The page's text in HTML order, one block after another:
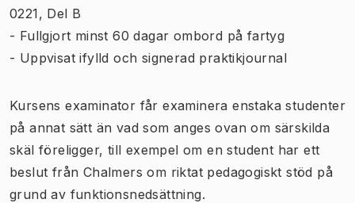
0221, Del B
- Fullgjort minst 60 dagar ombord på fartyg
- Uppvisat ifylld och signerad praktikjournal
Kursens examinator får examinera enstaka studenter
på annat sätt än vad som anges ovan om särskilda
skäl föreligger, till exempel om en student har ett
beslut från Chalmers om riktat pedagogiskt stöd på
grund av funktionsnedsättning.